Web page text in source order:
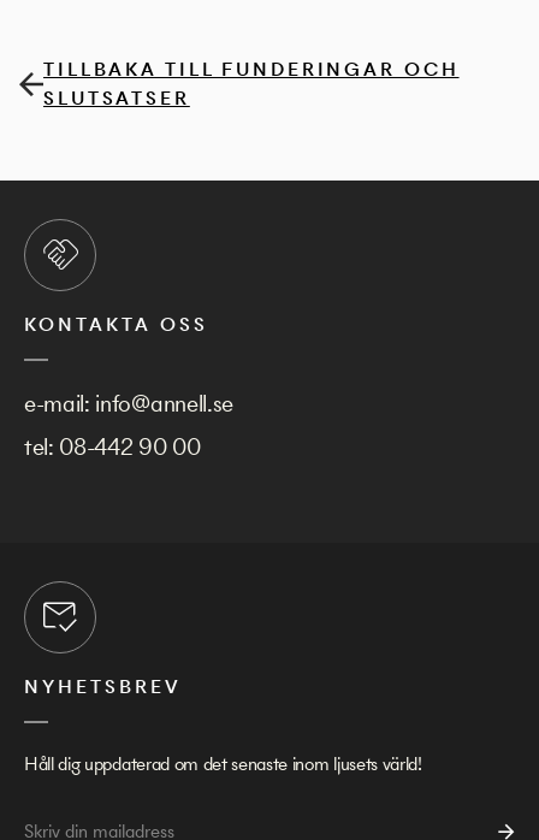
TILLBAKA TILL FUNDERINGAR OCH
SLUTSATSER
KONTAKTA OSS
e-mail: info@annell.se
tel: 08-442 90 00
NYHETSBREV
Håll dig uppdaterad om det senaste inom ljusets värld!